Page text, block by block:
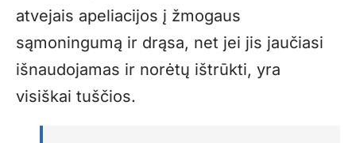
atvejais apeliacijos į žmogaus
sąmoningumą ir drąsa, net jei jis jaučiasi
išnaudojamas ir norėtų ištrūkti, yra
visiškai tuščios.